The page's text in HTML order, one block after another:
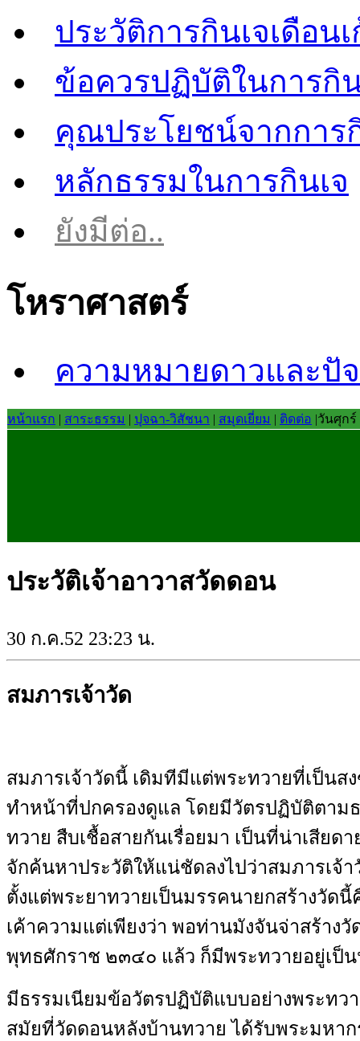
ประวัติการกินเจเดือน
ข้อควรปฏิบัติในการกิ
คุณประโยชน์จากการ
หลักธรรมในการกินเจ
ยังมีต่อ..
โหราศาสตร์
ความหมายดาวและปั
หน้าแรก | สาระธรรม | ปุจฉา-วิสัชนา | สมุดเยี่ยม | ติดต่อ |วันศุกร์
ประวัติเจ้าอาวาสวัดดอน
30 ก.ค.52 23:23 น.
สมภารเจ้าวัด
สมภารเจ้าวัดนี้ เดิมทีมีแต่พระทวายที่เป็นส
ทำหน้าที่ปกครองดูแล โดยมีวัตรปฏิบัติตาม
ทวาย สืบเชื้อสายกันเรื่อยมา เป็นที่น่าเสียด
จักค้นหาประวัติให้แน่ชัดลงไปว่าสมภารเจ้า
ตั้งแต่พระยาทวายเป็นมรรคนายกสร้างวัดนี้
เค้าความแต่เพียงว่า พอท่านมังจันจ่าสร้างวั
พุทธศักราช ๒๓๔๐ แล้ว ก็มีพระทวายอยู่เป็น
มีธรรมเนียมข้อวัตรปฏิบัติแบบอย่างพระทว
สมัยที่วัดดอนหลังบ้านทวาย ได้รับพระมหา